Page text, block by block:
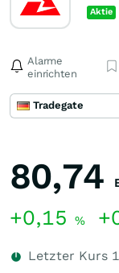
Aktie
Alarme
einrichten
Tradegate
80,74
+0,15 %
Letzter Kurs